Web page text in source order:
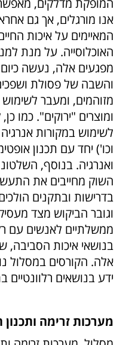
המופקת מדלקים,
אנו מורגלים, אך גם
המאיימים על איכות
האוכלוסייה. על מנת
מפגעים אלה, נעשה
והשבה של פסולת
מזוהמים, ומעבר לשימוש
ומוצרים "ירוקים". כמו
לשימוש במקורות
וכו') יחד עם תכנון
ואנרגיה. בנוסף,
השוק מחייבים את
בדרישות ובתקנים
וגובר הביקוש מצד
ממשלתיים לאנשים עם
בנושאי איכות הסביבה,
אלה. הקורסים במסלול
ידע בנושאים
מערכות זרימה ותכנון